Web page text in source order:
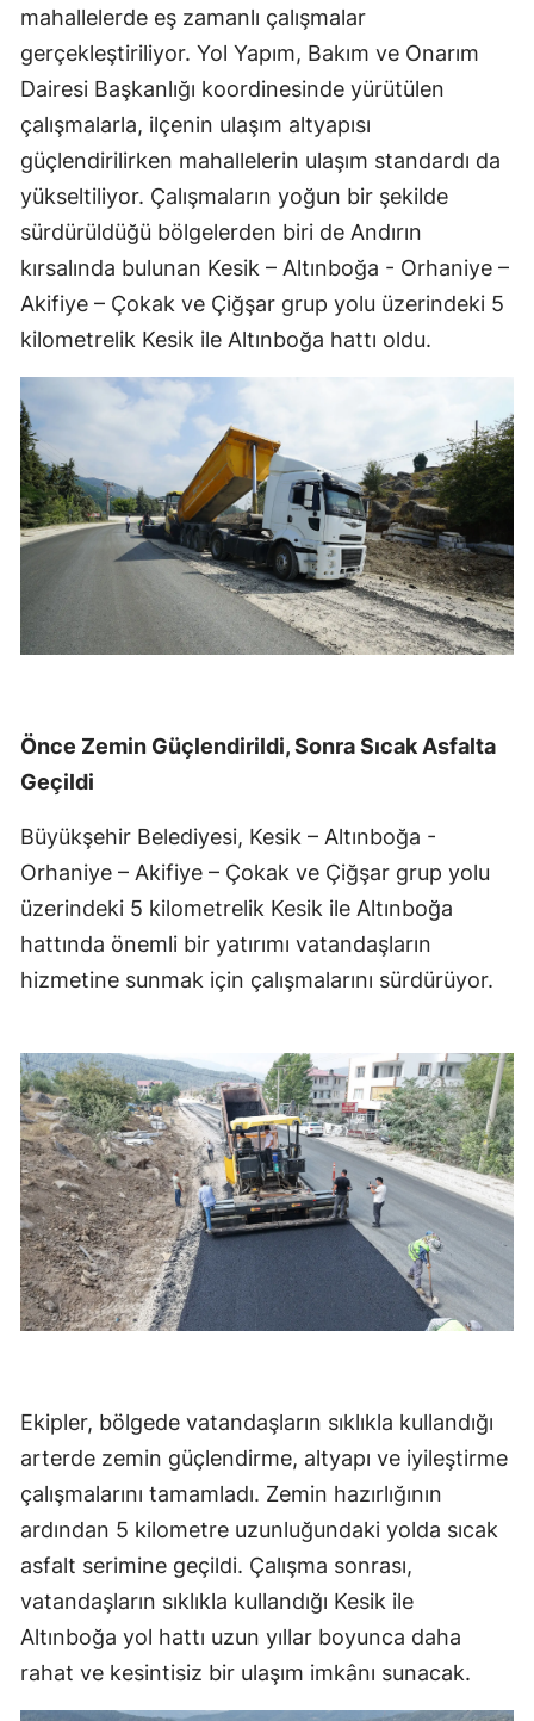
mahallelerde eş zamanlı çalışmalar
gerçekleştiriliyor. Yol Yapım, Bakım ve Onarım
Dairesi Başkanlığı koordinesinde yürütülen
çalışmalarla, ilçenin ulaşım altyapısı
güçlendirilirken mahallelerin ulaşım standardı da
yükseltiliyor. Çalışmaların yoğun bir şekilde
sürdürüldüğü bölgelerden biri de Andırın
kırsalında bulunan Kesik – Altınboğa - Orhaniye –
Akifiye – Çokak ve Çiğşar grup yolu üzerindeki 5
kilometrelik Kesik ile Altınboğa hattı oldu.
Önce Zemin Güçlendirildi, Sonra Sıcak Asfalta
Geçildi
Büyükşehir Belediyesi, Kesik – Altınboğa -
Orhaniye – Akifiye – Çokak ve Çiğşar grup yolu
üzerindeki 5 kilometrelik Kesik ile Altınboğa
hattında önemli bir yatırımı vatandaşların
hizmetine sunmak için çalışmalarını sürdürüyor.
Ekipler, bölgede vatandaşların sıklıkla kullandığı
arterde zemin güçlendirme, altyapı ve iyileştirme
çalışmalarını tamamladı. Zemin hazırlığının
ardından 5 kilometre uzunluğundaki yolda sıcak
asfalt serimine geçildi. Çalışma sonrası,
vatandaşların sıklıkla kullandığı Kesik ile
Altınboğa yol hattı uzun yıllar boyunca daha
rahat ve kesintisiz bir ulaşım imkânı sunacak.